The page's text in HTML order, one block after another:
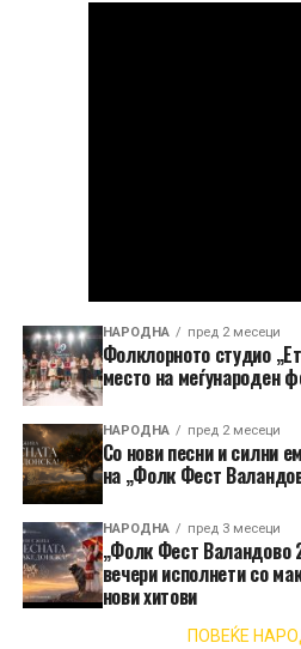
НАРОДНА пред 2 месеци
Фолклорното студио
место на меѓународен
НАРОДНА пред 2 месеци
Со нови песни и силни
на „Фолк Фест
НАРОДНА пред 3 месеци
„Фолк Фест Валандово
вечери исполнети со
нови хитови
ПОВЕЌЕ